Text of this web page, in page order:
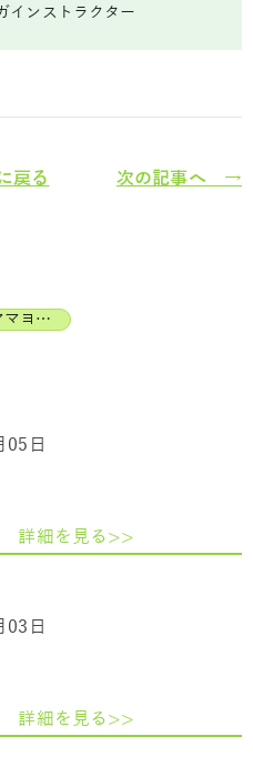
インストラクター
戻る 次の記事へ →
JAHA認定ベビーヨガ＆ママヨガインストラクター
05日
詳細を見る>>
03日
詳細を見る>>